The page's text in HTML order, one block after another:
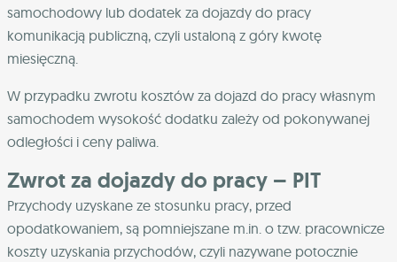
samochodowy lub dodatek za dojazdy do pracy
komunikacją publiczną, czyli ustaloną z góry kwotę
miesięczną.
W przypadku zwrotu kosztów za dojazd do pracy własnym
samochodem wysokość dodatku zależy od pokonywanej
odległości i ceny paliwa.
Zwrot za dojazdy do pracy – PIT
Przychody uzyskane ze stosunku pracy, przed
opodatkowaniem, są pomniejszane m.in. o tzw. pracownicze
koszty uzyskania przychodów, czyli nazywane potocznie